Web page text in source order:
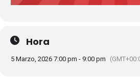
Hora
5 Marzo, 2026 7:00 pm - 9:00 pm